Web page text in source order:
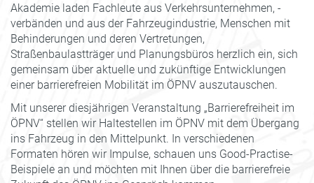
Akademie laden Fachleute aus Verkehrsunternehmen, -
verbänden und aus der Fahrzeugindustrie, Menschen mit
Behinderungen und deren Vertretungen,
Straßenbaulastträger und Planungsbüros herzlich ein, sich
gemeinsam über aktuelle und zukünftige Entwicklungen
einer barrierefreien Mobilität im ÖPNV auszutauschen.
Mit unserer diesjährigen Veranstaltung „Barrierefreiheit im
ÖPNV“ stellen wir Haltestellen im ÖPNV mit dem Übergang
ins Fahrzeug in den Mittelpunkt. In verschiedenen
Formaten hören wir Impulse, schauen uns Good-Practise-
Beispiele an und möchten mit Ihnen über die barrierefreie